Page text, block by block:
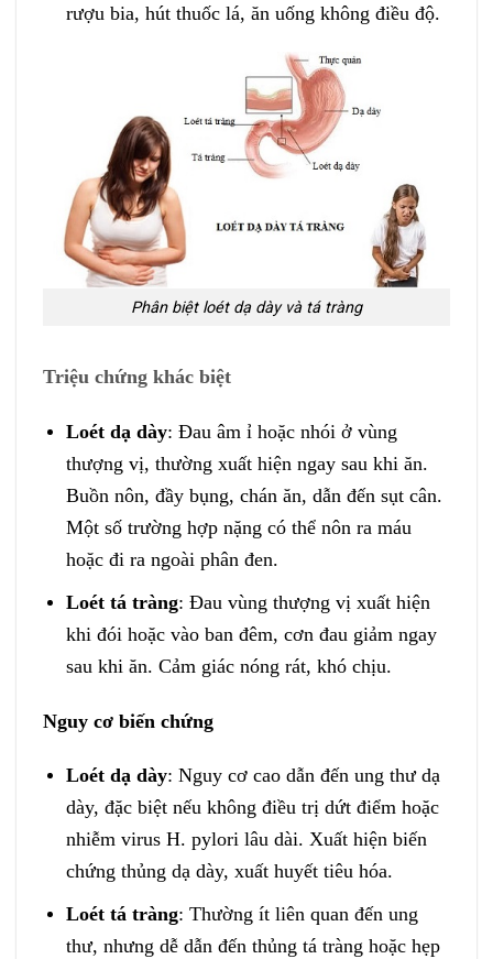
rượu bia, hút thuốc lá, ăn uống không điều độ.
Phân biệt loét dạ dày và tá tràng
Triệu chứng khác biệt
Loét dạ dày: Đau âm ỉ hoặc nhói ở vùng
thượng vị, thường xuất hiện ngay sau khi ăn.
Buồn nôn, đầy bụng, chán ăn, dẫn đến sụt cân.
Một số trường hợp nặng có thể nôn ra máu
hoặc đi ra ngoài phân đen.
Loét tá tràng: Đau vùng thượng vị xuất hiện
khi đói hoặc vào ban đêm, cơn đau giảm ngay
sau khi ăn. Cảm giác nóng rát, khó chịu.
Nguy cơ biến chứng
Loét dạ dày: Nguy cơ cao dẫn đến ung thư dạ
dày, đặc biệt nếu không điều trị dứt điểm hoặc
nhiễm virus H. pylori lâu dài. Xuất hiện biến
chứng thủng dạ dày, xuất huyết tiêu hóa.
Loét tá tràng: Thường ít liên quan đến ung
thư, nhưng dễ dẫn đến thủng tá tràng hoặc hẹp